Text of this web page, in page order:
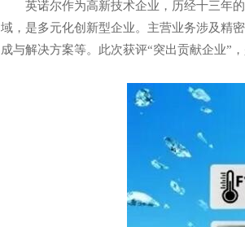
英诺尔作为高新技术企业，历经十三年
域，是多元化创新型企业。主营业务涉及精
成与解决方案等。此次获评“突出贡献企业”